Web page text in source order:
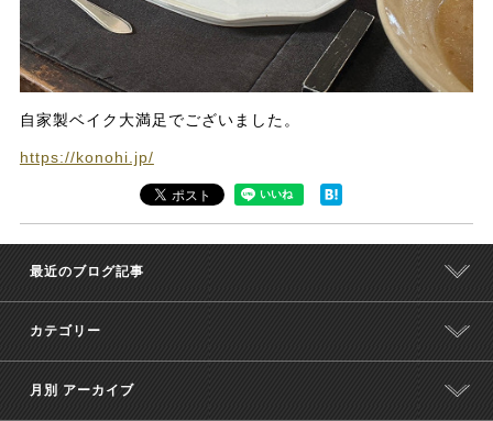
自家製ベイク大満足でございました。
https://konohi.jp/
最近のブログ記事
カテゴリー
月別 アーカイブ